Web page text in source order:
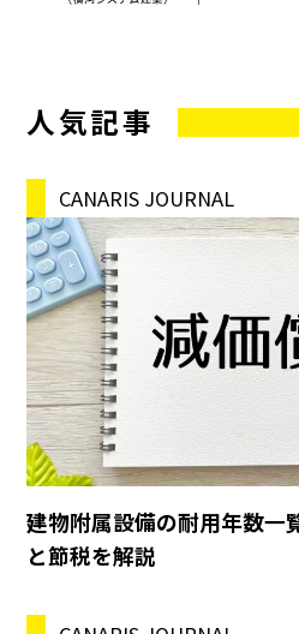
人気記事
CANARIS JOURNAL
建物附属設備の耐用年数一
と節税を解説